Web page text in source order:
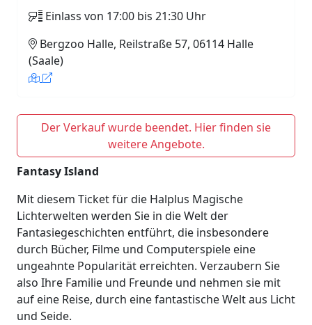
Einlass von 17:00 bis 21:30 Uhr
Bergzoo Halle, Reilstraße 57, 06114 Halle
(Saale)
Der Verkauf wurde beendet. Hier finden sie
weitere Angebote.
Fantasy Island
Mit diesem Ticket für die Halplus Magische
Lichterwelten werden Sie in die Welt der
Fantasiegeschichten entführt, die insbesondere
durch Bücher, Filme und Computerspiele eine
ungeahnte Popularität erreichten. Verzaubern Sie
also Ihre Familie und Freunde und nehmen sie mit
auf eine Reise, durch eine fantastische Welt aus Licht
und Seide.